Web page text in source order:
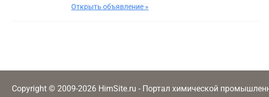
Открыть объявление »
Copyright © 2009-2026 HimSite.ru - Портал химической